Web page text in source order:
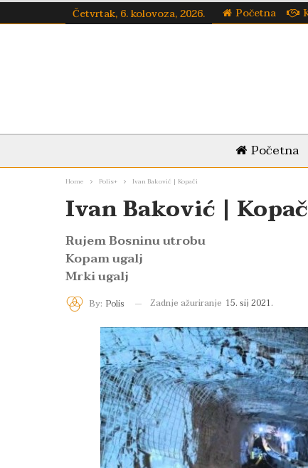
Četvrtak, 6. kolovoza, 2026. Početna
Početna
Home Polis+ Ivan Baković | Kopači
Ivan Baković |
Rujem Bosninu utrobu
Kopam ugalj
Mrki ugalj
By: Polis Zadnje ažuriranje 15. sij 2021.